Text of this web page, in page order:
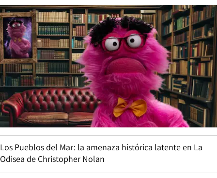
Los Pueblos del Mar: la amenaza histórica latente en La
Odisea de Christopher Nolan